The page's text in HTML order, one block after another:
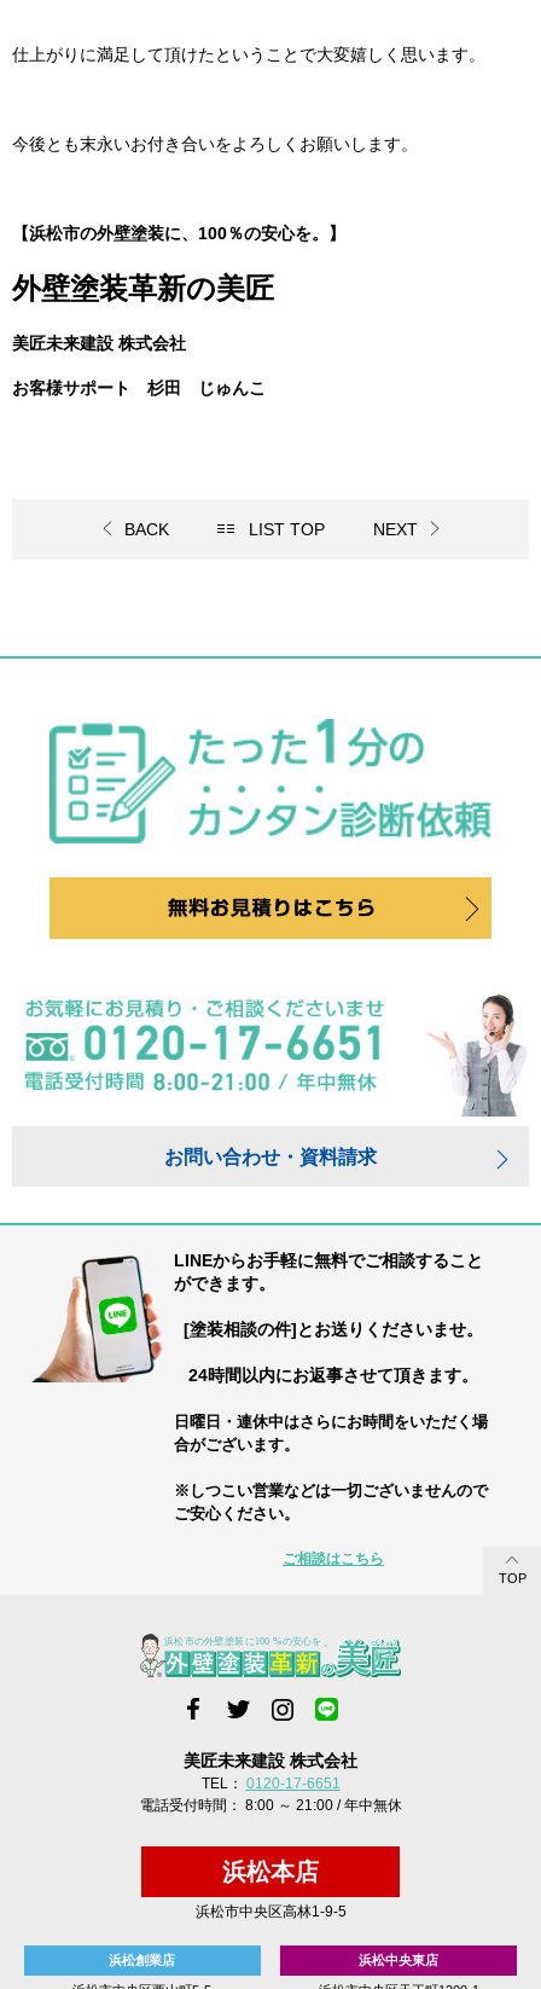
仕上がりに満足して頂けたということで大変嬉しく思います。
今後とも末永いお付き合いをよろしくお願いします。
【浜松市の外壁塗装に、100％の安心を。】
外壁塗装革新の美匠
美匠未来建設 株式会社
お客様サポート 杉田 じゅんこ
BACK LIST TOP NEXT
お問い合わせ・資料請求
LINEからお手軽に無料でご相談すること
ができます。
[塗装相談の件]とお送りくださいませ。
24時間以内にお返事させて頂きます。
日曜日・連休中はさらにお時間をいただく場
合がございます。
※しつこい営業などは一切ございませんので
ご安心ください。
ご相談はこちら
TOP
美匠未来建設 株式会社
TEL： 0120-17-6651
電話受付時間： 8:00 ～ 21:00 / 年中無休
浜松本店
浜松市中央区高林1-9-5
浜松創業店 浜松中央東店